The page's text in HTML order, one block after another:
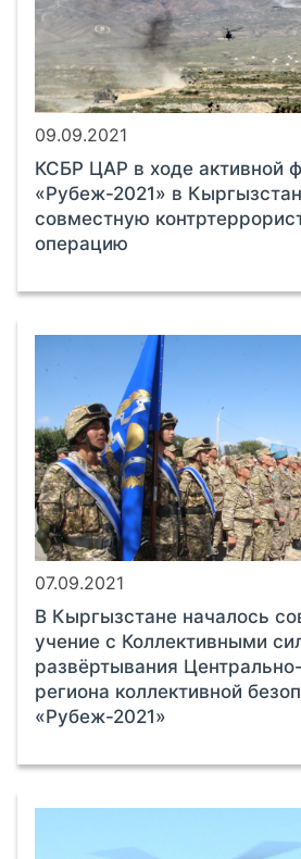
09.09.2021
КСБР ЦАР в ходе активной
«Рубеж-2021» в
совместную
операцию
07.09.2021
В Кыргызстане началось
учение с Коллективными
развёртывания
региона коллективной
«Рубеж-2021»